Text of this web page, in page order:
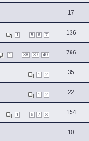
17
1 5 6 7 136
1 38 39 40 796
1 2 35
1 2 22
1 6 7 8 154
10